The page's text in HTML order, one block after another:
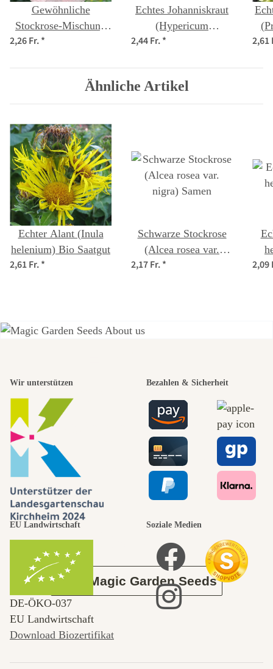
Gewöhnliche
Stockrose-Mischung
(Alcea rosea) Bio
2,26 Fr.*
Echtes Johanniskraut
(Hypericum
perforatum) Bio
2,44 Fr.* 2,61
Ähnliche Artikel
Echter Alant (Inula
helenium) Bio Saatgut
2,61 Fr.*
Schwarze Stockrose
(Alcea rosea var.
nigra) Samen
2,17 Fr.* 2,09
schönsten
Wege zu uns
selbst führt
durch den
Garten
Über Magic Garden Seeds
Wir unterstützen Bezahlen & Sicherheit
EU Landwirtschaft
DE‑ÖKO‑037
EU Landwirtschaft
Download Biozertifikat
Soziale Medien